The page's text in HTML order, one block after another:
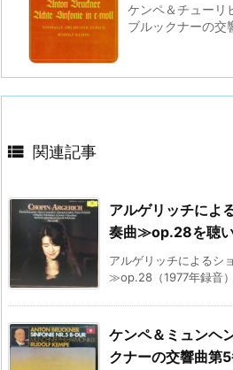
ケンペ＆チューリ
ブルックナーの交
 関連記事
アルゲリッチによ
奏曲≫op.28を聴
アルゲリッチによるシ
≫op.28（1977年録音
ケンペ＆ミュンヘ
クナーの交響曲第